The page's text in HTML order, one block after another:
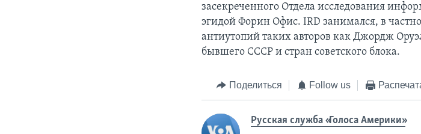
засекреченного Отдела исследования
эгидой Форин Офис. IRD занимался, в
антиутопий таких авторов как Джордж
бывшего СССР и стран советского блока.
Поделиться Follow us
Русская служба «Голоса Америки»